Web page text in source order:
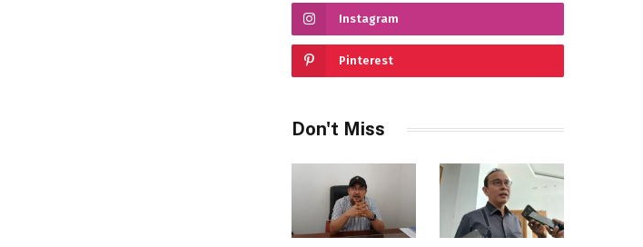
Instagram
Pinterest
Don't Miss